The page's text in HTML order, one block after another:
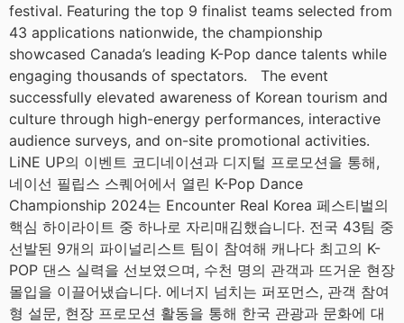
festival. Featuring the top 9 finalist teams selected from
43 applications nationwide, the championship
showcased Canada’s leading K-Pop dance talents while
engaging thousands of spectators. The event
successfully elevated awareness of Korean tourism and
culture through high-energy performances, interactive
audience surveys, and on-site promotional activities.
LiNE UP의 이벤트 코디네이션과 디지털 프로모션을 통해,
네이선 필립스 스퀘어에서 열린 K-Pop Dance
Championship 2024는 Encounter Real Korea 페스티벌의
핵심 하이라이트 중 하나로 자리매김했습니다. 전국 43팀 중
선발된 9개의 파이널리스트 팀이 참여해 캐나다 최고의 K-
POP 댄스 실력을 선보였으며, 수천 명의 관객과 뜨거운 현장
몰입을 이끌어냈습니다. 에너지 넘치는 퍼포먼스, 관객 참여
형 설문, 현장 프로모션 활동을 통해 한국 관광과 문화에 대